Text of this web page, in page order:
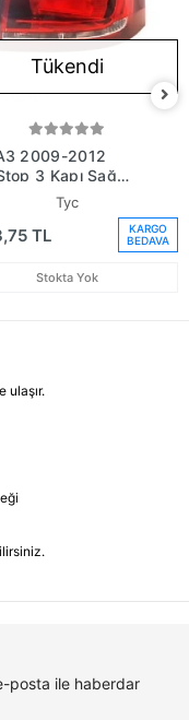
Tükendi
2009-2012
3 Kapı Sağ
No: 8P3945096B)
Tyc
TL
KARGO
BEDAVA
Stokta Yok
ulaşır.
posta ile haberdar